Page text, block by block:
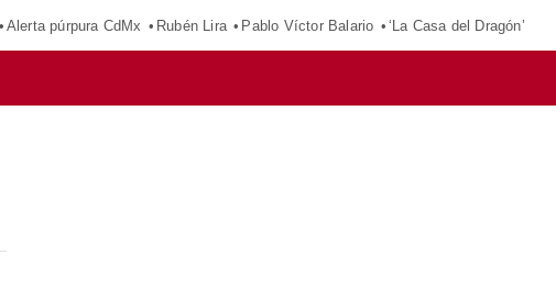
Alerta púrpura CdMx Rubén Lira Pablo Víctor Balario ‘La Casa del Dragón’